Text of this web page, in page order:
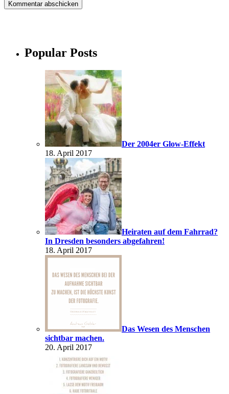
Popular Posts
Der 2004er Glow-Effekt
18. April 2017
Heiraten auf dem Fahrrad?
In Dresden besonders abgefahren!
18. April 2017
Das Wesen des Menschen
sichtbar machen.
20. April 2017